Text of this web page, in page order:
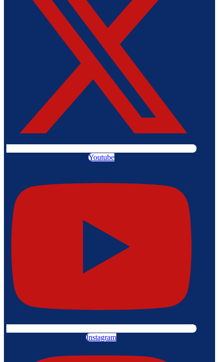
Youtube
Instagram